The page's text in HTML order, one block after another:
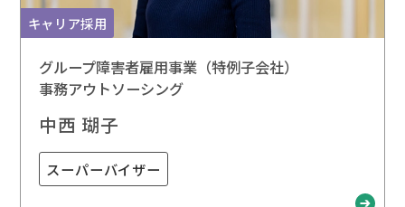
キャリア採用
グループ障害者雇用事業（特例子会社）
事務アウトソーシング
中西 瑚子
スーパーバイザー